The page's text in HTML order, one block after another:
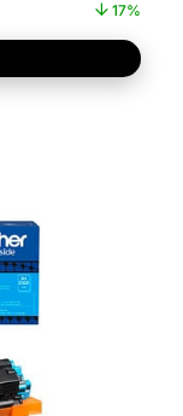
17%